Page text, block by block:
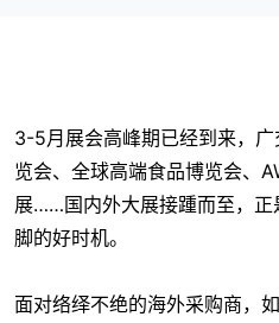
3-5月展会高峰期已经到来，
览会、全球高端食品博览会、
展……国内外大展接踵而至，正
脚的好时机。
面对络绎不绝的海外采购商，